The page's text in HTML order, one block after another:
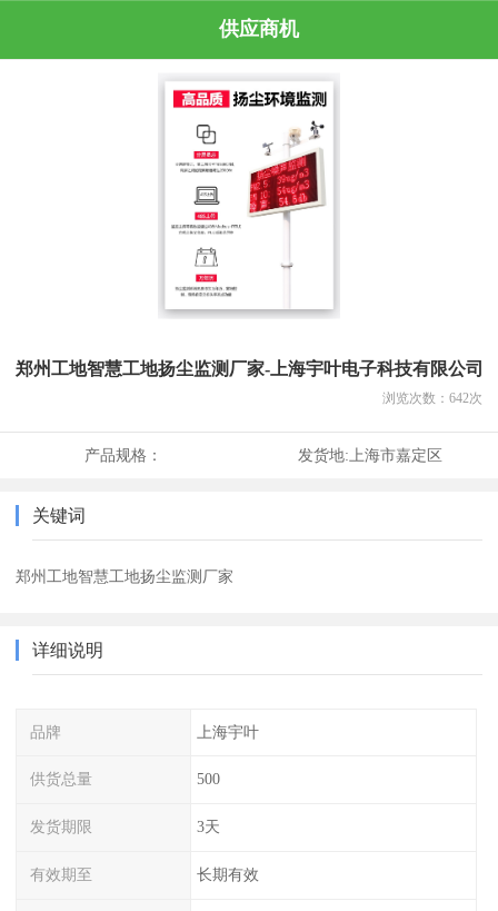
供应商机
郑州工地智慧工地扬尘监测厂家-上海宇叶电子科技有限公司
浏览次数： 642次
产品规格： 发货地:上海市嘉定区
关键词
郑州工地智慧工地扬尘监测厂家
详细说明
品牌 上海宇叶
供货总量 500
发货期限 3天
有效期至 长期有效